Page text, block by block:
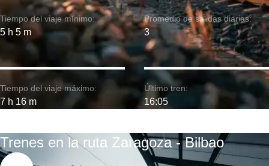
Tiempo del viaje mínimo:
5 h 5 m
Tiempo del viaje máximo:
7 h 16 m
Promedio de salidas diarias:
3
Último tren:
16:05
Trenes en la ruta Zaragoza - Bilbao